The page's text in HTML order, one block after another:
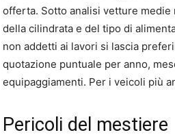
offerta. Sotto analisi vetture medie
della cilindrata e del tipo di
non addetti ai lavori si lascia
quotazione puntuale per anno,
equipaggiamenti. Per i veicoli più
Pericoli del mestiere